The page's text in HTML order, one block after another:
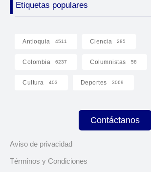
Etiquetas populares
Antioquia 4511 Ciencia 285
Colombia 6237 Columnistas 58
Cultura 403 Deportes 3069
Contáctanos
Aviso de privacidad
Términos y Condiciones